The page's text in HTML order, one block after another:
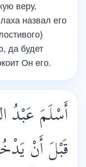
веру,
назвал его
да будет
Он его.
أَسْلَمَ
قَبْلَ أَنْ